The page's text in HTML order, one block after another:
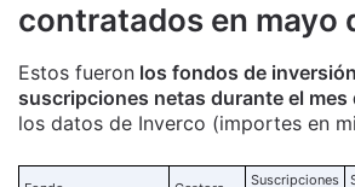
contratados en mayo
Estos fueron los fondos de
suscripciones netas durante el mes
los datos de Inverco (importes en
Suscripciones